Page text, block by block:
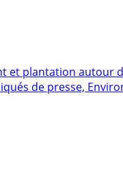
et plantation autour
de presse,